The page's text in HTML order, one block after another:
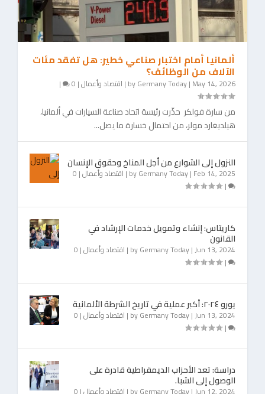
ألمانيا أمام اختبار صناعي خطير: هل تفقد مئات
الآلاف من الوظائف؟
byGermany Today| May 14, 2026
| اقتصاد وأعمال|
0
|
من سارة فولكر حذّرت رئيسة اتحاد صناعة السيارات في ألمانيا،
هيلديغارد مولر، من احتمال خسارة ما يصل...
النزول إلى الشوارع من أجل المناخ وحقوق الإنسان
byGermany Today| Feb 14, 2025
| اقتصاد وأعمال|
0
|
كاريتاس: إنشاء وتمويل خدمات الإرشاد في
القانون
byGermany Today|Jun 13, 2024
| اقتصاد وأعمال|
0
|
يورو ٢٠٢٤: أكبر عملية في تاريخ الشرطة الألمانية
byGermany Today|Jun 13, 2024
| اقتصاد وأعمال|
0
|
دراسة: تعد الأحزاب الديمقراطية قادرة على
الوصول إلى الشبا.
byGermany Today| Jun 12, 2024
| اقتصاد وأعمال|
0